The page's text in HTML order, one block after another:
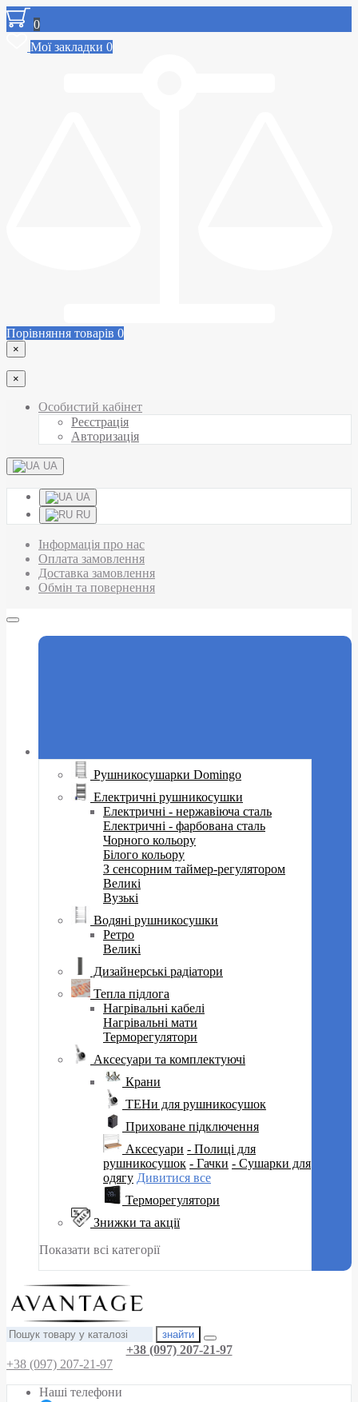
0
Мої закладки 0
Порівняння товарів 0
×
×
Особистий кабінет
Реєстрація
Авторизація
UA
UA
RU
Інформація про нас
Оплата замовлення
Доставка замовлення
Обмін та повернення
Рушникосушарки Domingo
Електричні рушникосушки
Електричні - нержавіюча сталь
Електричні - фарбована сталь
Чорного кольору
Білого кольору
З сенсорним таймер-регулятором
Великі
Вузькі
Водяні рушникосушки
Ретро
Великі
Дизайнерські радіатори
Тепла підлога
Нагрівальні кабелі
Нагрівальні мати
Терморегулятори
Аксесуари та комплектуючі
Крани
ТЕНи для рушникосушок
Приховане підключення
Аксесуари - Полиці для
рушникосушок - Гачки - Сушарки для
одягу Дивитися все
Терморегулятори
Знижки та акції
Показати всі категорії
знайти
+38 (097) 207-21-97
+38 (097) 207-21-97
Наші телефони